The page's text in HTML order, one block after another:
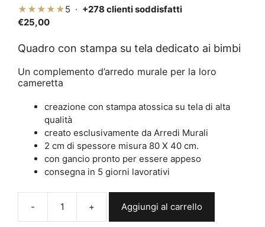
★★★★★5 · +278 clienti soddisfatti
€25,00
Quadro con stampa su tela dedicato ai bimbi
Un complemento d’arredo murale per la loro
cameretta
creazione con stampa atossica su tela di alta
qualità
creato esclusivamente da Arredi Murali
2 cm di spessore misura 80 X 40 cm.
con gancio pronto per essere appeso
consegna in 5 giorni lavorativi
Quadro
Aggiungi al carrello